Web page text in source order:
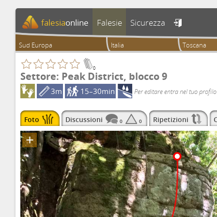
falesiaonline Falesie Sicurezza 
Sud Europa Italia Toscana
0
Settore: Peak District, blocco 9
3m 15–30min Per editare entra nel tuo profilo
Foto Discussioni 0 0 Ripetizioni
+